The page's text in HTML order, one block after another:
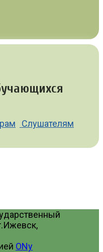
Слушателям
ONy